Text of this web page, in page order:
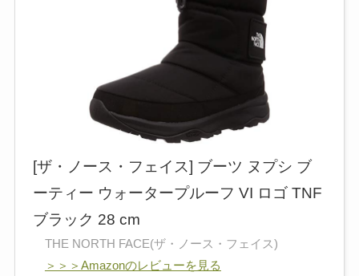
[ザ・ノース・フェイス] ブーツ ヌプシ ブ
ーティー ウォータープルーフ VI ロゴ TNF
ブラック 28 cm
THE NORTH FACE(ザ・ノース・フェイス)
＞＞＞Amazonのレビューを見る